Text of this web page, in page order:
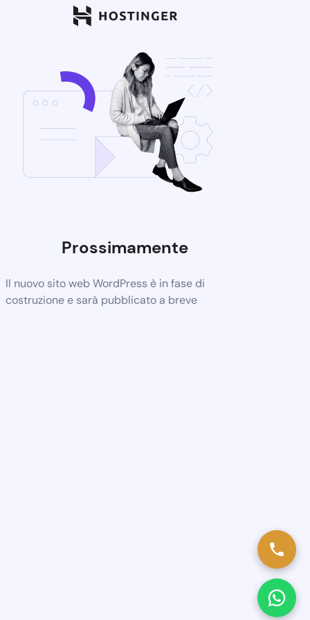
Prossimamente
Il nuovo sito web WordPress è in fase di
costruzione e sarà pubblicato a breve